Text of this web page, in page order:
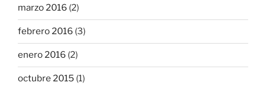
marzo 2016 (2)
febrero 2016 (3)
enero 2016 (2)
octubre 2015 (1)